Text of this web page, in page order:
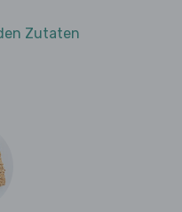
Zutaten